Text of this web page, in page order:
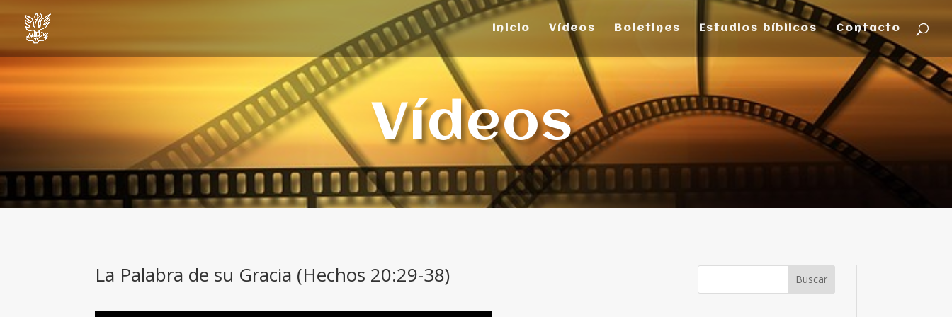
Inicio Vídeos Boletines Estudios bíblicos Contacto
Vídeos
La Palabra de su Gracia (Hechos 20:29-38)